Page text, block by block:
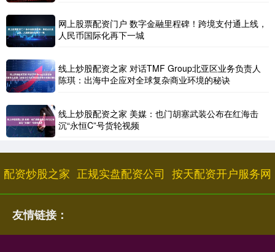
网上股票配资门户 数字金融里程碑！跨境支付通上线，
人民币国际化再下一城
线上炒股配资之家 对话TMF Group北亚区业务负责人
陈琪：出海中企应对全球复杂商业环境的秘诀
线上炒股配资之家 美媒：也门胡塞武装公布在红海击
沉“永恒C”号货轮视频
配资炒股之家 正规实盘配资公司 按天配资开户服务网
友情链接：